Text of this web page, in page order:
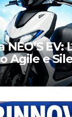
NEO’S EV:
Agile e